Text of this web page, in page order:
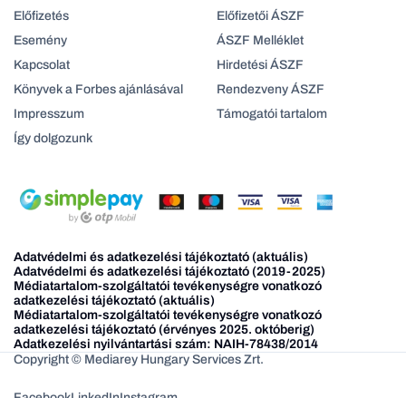
Előfizetés
Esemény
Kapcsolat
Könyvek a Forbes ajánlásával
Impresszum
Így dolgozunk
Előfizetői ÁSZF
ÁSZF Melléklet
Hirdetési ÁSZF
Rendezveny ÁSZF
Támogatói tartalom
Adatvédelmi és adatkezelési tájékoztató (aktuális)
Adatvédelmi és adatkezelési tájékoztató (2019-2025)
Médiatartalom-szolgáltatói tevékenységre vonatkozó
adatkezelési tájékoztató (aktuális)
Médiatartalom-szolgáltatói tevékenységre vonatkozó
adatkezelési tájékoztató (érvényes 2025. októberig)
Adatkezelési nyilvántartási szám: NAIH-78438/2014
Copyright © Mediarey Hungary Services Zrt.